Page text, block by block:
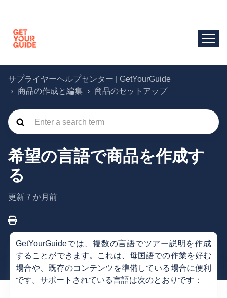
サプライヤーヘルプセンター | GetYourGuide
商品の作成と編集
商品のセットアップ
希望の言語で商品を作成す
る
更新 7 か月前
GetYourGuideでは、複数の言語でツアー説明を作成
することができます。これは、母国語での作業を好む
場合や、既存のコンテンツを準備している場合に便利
です。サポートされている言語は次のとおりです：